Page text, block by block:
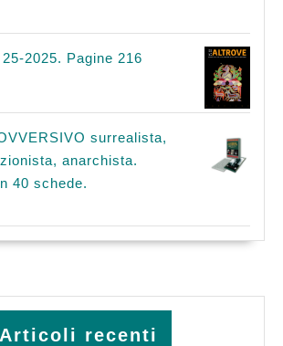
2025. Pagine 216
surrealista,
anarchista.
40 schede.
Articoli recenti